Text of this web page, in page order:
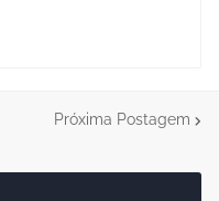
Próxima Postagem